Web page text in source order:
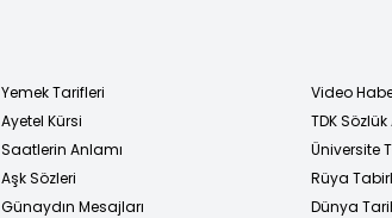
Yemek Tarifleri
Ayetel Kürsi
Saatlerin Anlamı
Aşk Sözleri
Günaydın Mesajları
Video
TDK
Üniversite
Rüya
Dünya